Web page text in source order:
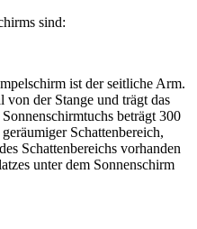
sind:
ist der seitliche Arm.
der Stange und trägt das
beträgt 300
Schattenbereich,
Schattenbereichs vorhanden
unter dem Sonnenschirm